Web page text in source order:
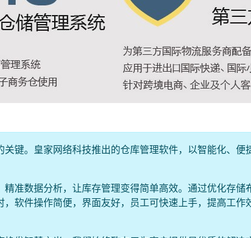
键。皇家网络科技推出的仓库管理软件，以智能化、便
准数据分析，让库存管理变得简单高效。通过优化存储
软件操作简便，界面友好，员工可快速上手，提高工作